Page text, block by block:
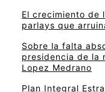
El crecimiento de
parlays que
Sobre la falta
presidencia de la
Lopez Medrano
Plan Integral